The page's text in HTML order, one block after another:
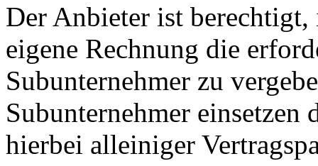
Der Anbieter ist
eigene Rechnung die
Subunternehmer zu
Subunternehmer
hierbei alleiniger